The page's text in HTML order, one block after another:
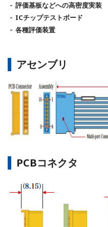
評価基板などへの高密度実装
ICチップテストボード
各種評価装置
アセンブリ
PCBコネクタ